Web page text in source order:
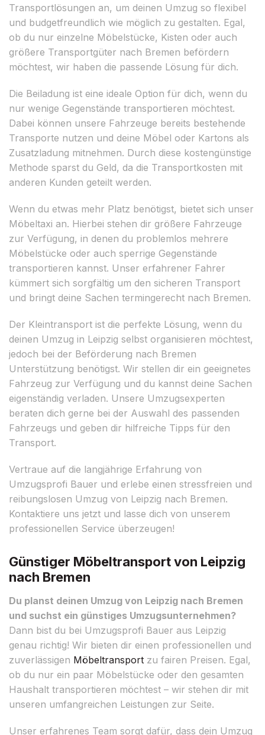
Transportlösungen an, um deinen Umzug so flexibel
und budgetfreundlich wie möglich zu gestalten. Egal,
ob du nur einzelne Möbelstücke, Kisten oder auch
größere Transportgüter nach Bremen befördern
möchtest, wir haben die passende Lösung für dich.
Die Beiladung ist eine ideale Option für dich, wenn du
nur wenige Gegenstände transportieren möchtest.
Dabei können unsere Fahrzeuge bereits bestehende
Transporte nutzen und deine Möbel oder Kartons als
Zusatzladung mitnehmen. Durch diese kostengünstige
Methode sparst du Geld, da die Transportkosten mit
anderen Kunden geteilt werden.
Wenn du etwas mehr Platz benötigst, bietet sich unser
Möbeltaxi an. Hierbei stehen dir größere Fahrzeuge
zur Verfügung, in denen du problemlos mehrere
Möbelstücke oder auch sperrige Gegenstände
transportieren kannst. Unser erfahrener Fahrer
kümmert sich sorgfältig um den sicheren Transport
und bringt deine Sachen termingerecht nach Bremen.
Der Kleintransport ist die perfekte Lösung, wenn du
deinen Umzug in Leipzig selbst organisieren möchtest,
jedoch bei der Beförderung nach Bremen
Unterstützung benötigst. Wir stellen dir ein geeignetes
Fahrzeug zur Verfügung und du kannst deine Sachen
eigenständig verladen. Unsere Umzugsexperten
beraten dich gerne bei der Auswahl des passenden
Fahrzeugs und geben dir hilfreiche Tipps für den
Transport.
Vertraue auf die langjährige Erfahrung von
Umzugsprofi Bauer und erlebe einen stressfreien und
reibungslosen Umzug von Leipzig nach Bremen.
Kontaktiere uns jetzt und lasse dich von unserem
professionellen Service überzeugen!
Günstiger Möbeltransport von Leipzig
nach Bremen
Du planst deinen Umzug von Leipzig nach Bremen
und suchst ein günstiges Umzugsunternehmen?
Dann bist du bei Umzugsprofi Bauer aus Leipzig
genau richtig! Wir bieten dir einen professionellen und
zuverlässigen Möbeltransport zu fairen Preisen. Egal,
ob du nur ein paar Möbelstücke oder den gesamten
Haushalt transportieren möchtest – wir stehen dir mit
unseren umfangreichen Leistungen zur Seite.
Unser erfahrenes Team sorgt dafür, dass dein Umzug